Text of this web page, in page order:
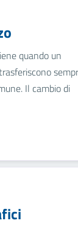
quando un
Il cambio di